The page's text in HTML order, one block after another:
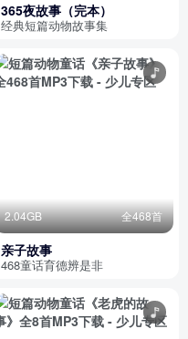
365夜故事（完本）
经典短篇动物故事集
2.04GB 全468首
亲子故事
468童话育德辨是非